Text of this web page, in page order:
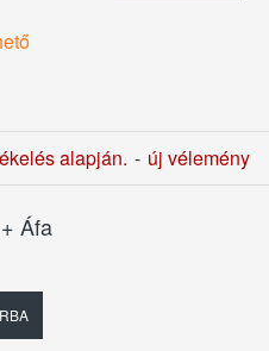
alapján. - új vélemény
+ Áfa